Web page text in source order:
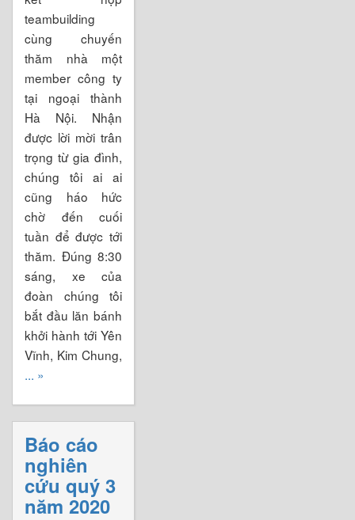
teambuilding
cùng chuyến
thăm nhà một
member công ty
tại ngoại thành
Hà Nội. Nhận
được lời mời trân
trọng từ gia đình,
chúng tôi ai ai
cũng háo hức
chờ đến cuối
tuần để được tới
thăm. Đúng 8:30
sáng, xe của
đoàn chúng tôi
bắt đầu lăn bánh
khởi hành tới Yên
Vĩnh, Kim Chung,
... »
Báo cáo
nghiên
cứu quý 3
năm 2020